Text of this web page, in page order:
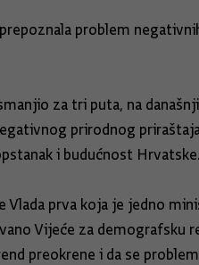
problem
za tri puta, na
prirodnog
i budućnost Hrvatske.
prva koja je jedno
Vijeće za demografsku
preokrene i da se